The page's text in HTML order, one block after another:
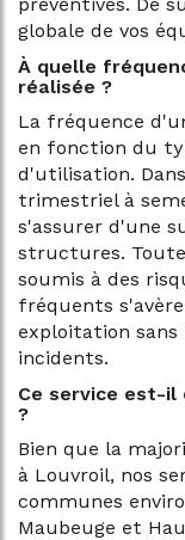
globale de vos
À quelle
réalisée ?
La fréquence
en fonction du
d'utilisation.
trimestriel à
s'assurer d'une
structures.
soumis à des
fréquents
exploitation
incidents.
Ce service est-il
?
Bien que la
à Louvroil, nos
communes
Maubeuge et